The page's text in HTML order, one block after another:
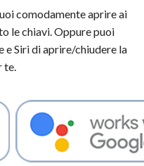
comodamente aprire ai
le chiavi. Oppure puoi
e Siri di aprire/chiudere la
te.